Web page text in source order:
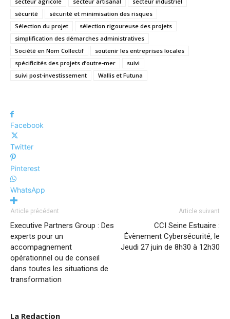
sécurité
sécurité et minimisation des risques
Sélection du projet
sélection rigoureuse des projets
simplification des démarches administratives
Société en Nom Collectif
soutenir les entreprises locales
spécificités des projets d’outre-mer
suivi
suivi post-investissement
Wallis et Futuna
Facebook
Twitter
Pinterest
WhatsApp
Article précédent
Executive Partners Group : Des
experts pour un
accompagnement
opérationnel ou de conseil
dans toutes les situations de
transformation
Article suivant
CCI Seine Estuaire :
Évènement Cybersécurité, le
Jeudi 27 juin de 8h30 à 12h30
La Redaction